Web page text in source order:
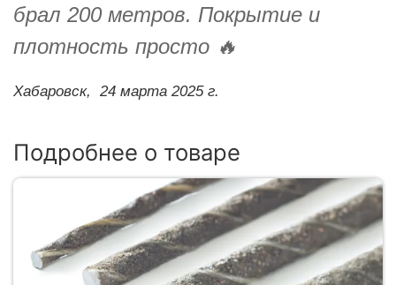
брал 200 метров. Покрытие и
плотность просто 🔥
Хабаровск, 24 марта 2025 г.
Подробнее о товаре